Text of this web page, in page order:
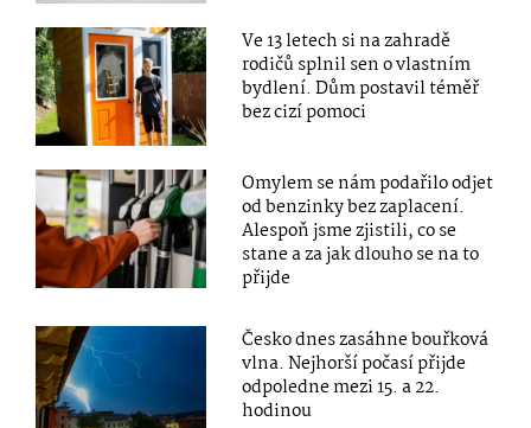
Ve 13 letech si na zahradě
rodičů splnil sen o vlastním
bydlení. Dům postavil téměř
bez cizí pomoci
Omylem se nám podařilo odjet
od benzinky bez zaplacení.
Alespoň jsme zjistili, co se
stane a za jak dlouho se na to
přijde
Česko dnes zasáhne bouřková
vlna. Nejhorší počasí přijde
odpoledne mezi 15. a 22.
hodinou